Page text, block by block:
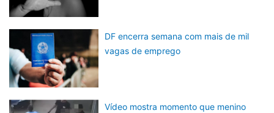
DF encerra semana com mais de mil
vagas de emprego
Vídeo mostra momento que menino